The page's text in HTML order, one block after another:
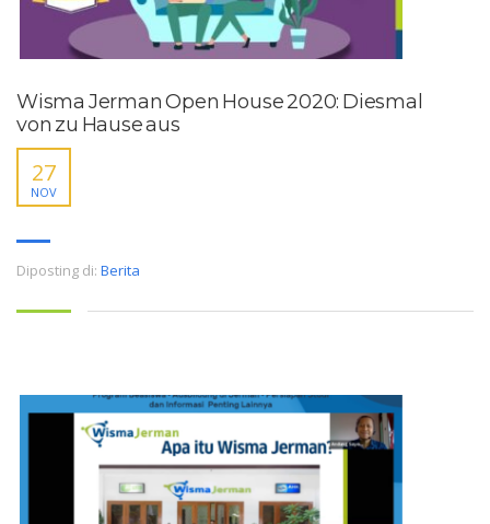
Wisma Jerman Open House 2020: Diesmal
von zu Hause aus
27
NOV
Diposting di: Berita